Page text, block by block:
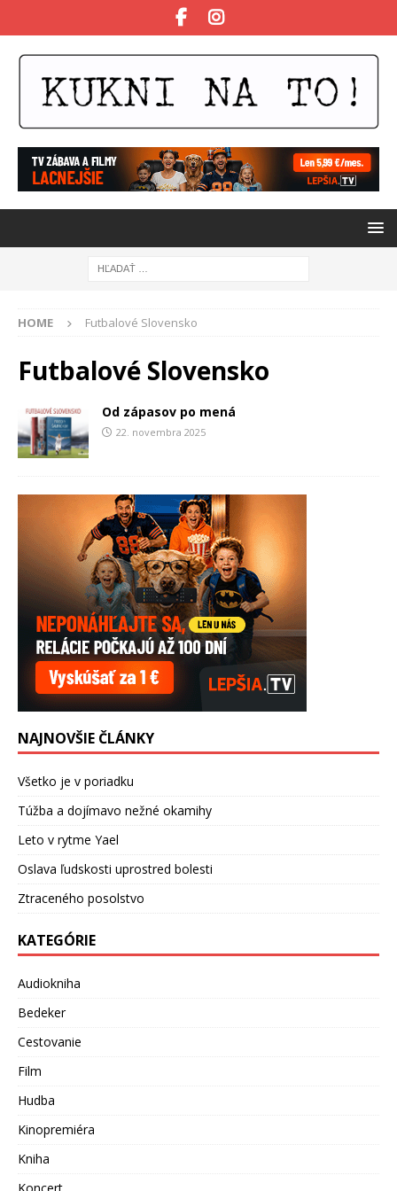
HOME Futbalové Slovensko
Futbalové Slovensko
Od zápasov po mená
22. novembra 2025
NAJNOVŠIE ČLÁNKY
Všetko je v poriadku
Túžba a dojímavo nežné okamihy
Leto v rytme Yael
Oslava ľudskosti uprostred bolesti
Ztraceného posolstvo
KATEGÓRIE
Audiokniha
Bedeker
Cestovanie
Film
Hudba
Kinopremiéra
Kniha
Koncert